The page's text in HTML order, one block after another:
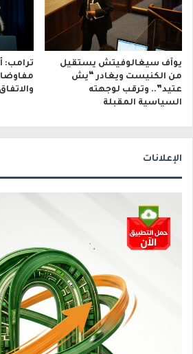
يوآف سيغالوفيتش يستقيل
من الكنيست ويغادر “يش
عتيد”.. وترقب لوجهته
السياسية المقبلة
الإعلانات